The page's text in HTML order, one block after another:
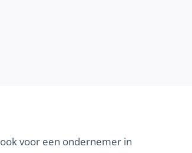
voor een ondernemer in